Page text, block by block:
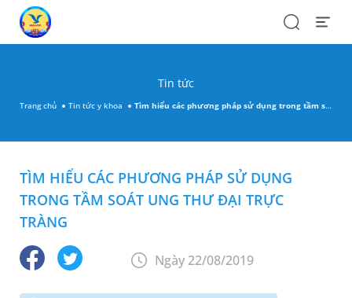
SearchOpen
Tin tức
Trang chủ Tin tức y khoa Tìm hiểu các phương pháp sử dụng trong tầm soát ung thư đại trực tràng
TÌM HIỂU CÁC PHƯƠNG PHÁP SỬ DỤNG
TRONG TẦM SOÁT UNG THƯ ĐẠI TRỰC
TRÀNG
Ngày 22/08/2019